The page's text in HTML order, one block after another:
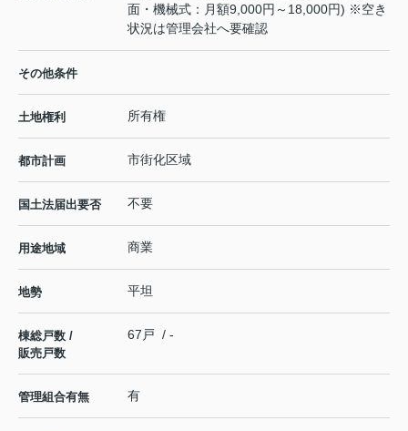
面・機械式：月額9,000円～18,000円) ※空き
状況は管理会社へ要確認
その他条件
土地権利 所有権
都市計画 市街化区域
国土法届出要否 不要
用途地域 商業
地勢 平坦
棟総戸数 /
販売戸数
67戸 / -
管理組合有無 有